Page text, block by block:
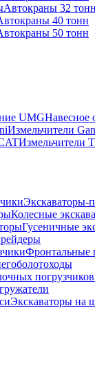
Автокраны 32
40 тонн
50 тонн
Навесное
Измельчители
Измельчители
Экскаваторы-
Колесные
Гусеничные
Фронтальные
Экскаваторы на